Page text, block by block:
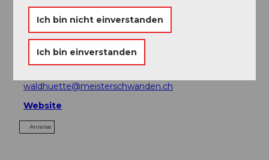
Kontaktdaten
Oberfeldstrasse
5616Meisterschwanden
+41 79 555 56 16
waldhuette@meisterschwanden.ch
Website
Anreise
Ich bin nicht einverstanden
Ich bin einverstanden